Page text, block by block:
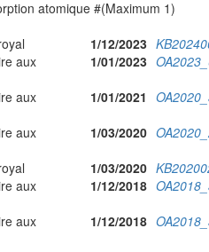
atomique #(Maximum 1)
1/12/2023
aux
1/01/2023
aux
1/01/2021
aux
1/03/2020
1/03/2020
aux
1/12/2018
aux
1/12/2018